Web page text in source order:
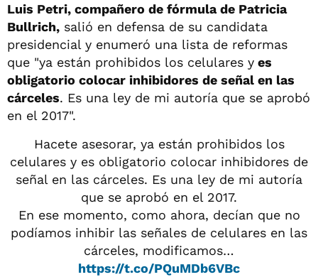
Luis Petri, compañero de fórmula de Patricia
Bullrich, salió en defensa de su candidata
presidencial y enumeró una lista de reformas
que "ya están prohibidos los celulares y es
obligatorio colocar inhibidores de señal en las
cárceles. Es una ley de mi autoría que se aprobó
en el 2017".
Hacete asesorar, ya están prohibidos los
celulares y es obligatorio colocar inhibidores de
señal en las cárceles. Es una ley de mi autoría
que se aprobó en el 2017.
En ese momento, como ahora, decían que no
podíamos inhibir las señales de celulares en las
cárceles, modificamos…
https://t.co/PQuMDb6VBc